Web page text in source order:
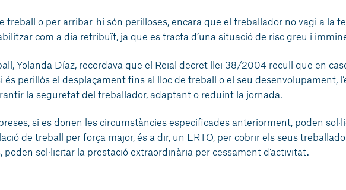
treball o per arribar-hi són perilloses, encara que el treballador no vagi a la
com a dia retribuït, ja que es tracta d’una situació de risc greu i
Yolanda Díaz, recordava que el Reial decret llei 38/2004 recull que en
és perillós el desplaçament fins al lloc de treball o el seu desenvolupament,
la seguretat del treballador, adaptant o reduint la jornada.
si es donen les circumstàncies especificades anteriorment, poden
de treball per força major, és a dir, un ERTO, per cobrir els seus
poden sol·licitar la prestació extraordinària per cessament d’activitat.